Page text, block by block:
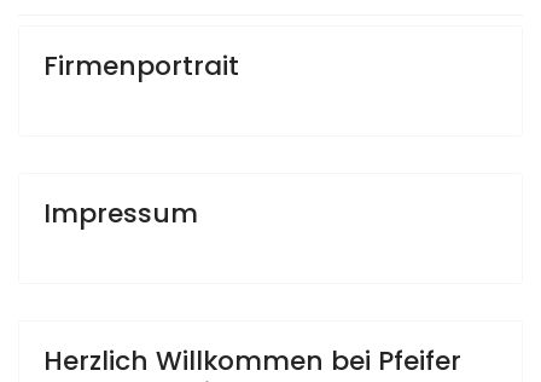
Firmenportrait
Impressum
Herzlich Willkommen bei Pfeifer